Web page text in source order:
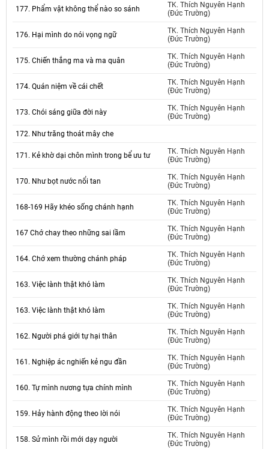
177. Phẩm vật không thể nào so sánh
TK. Thích Nguyên Hạnh
(Đức Trường)
176. Hại mình do nói vọng ngữ
TK. Thích Nguyên Hạnh
(Đức Trường)
175. Chiến thắng ma và ma quân
TK. Thích Nguyên Hạnh
(Đức Trường)
174. Quán niệm về cái chết
TK. Thích Nguyên Hạnh
(Đức Trường)
173. Chói sáng giữa đời này
TK. Thích Nguyên Hạnh
(Đức Trường)
172. Như trăng thoát mây che
171. Kẻ khờ dại chôn mình trong bể ưu tư
TK. Thích Nguyên Hạnh
(Đức Trường)
170. Như bọt nước nổi tan
TK. Thích Nguyên Hạnh
(Đức Trường)
168-169 Hãy khéo sống chánh hạnh
TK. Thích Nguyên Hạnh
(Đức Trường)
167 Chớ chay theo những sai lầm
TK. Thích Nguyên Hạnh
(Đức Trường)
164. Chớ xem thường chánh pháp
TK. Thích Nguyên Hạnh
(Đức Trường)
163. Việc lành thật khó làm
TK. Thích Nguyên Hạnh
(Đức Trường)
163. Việc lành thật khó làm
TK. Thích Nguyên Hạnh
(Đức Trường)
162. Người phá giới tự hại thân
TK. Thích Nguyên Hạnh
(Đức Trường)
161. Nghiệp ác nghiến kẻ ngu đần
TK. Thích Nguyên Hạnh
(Đức Trường)
160. Tự mình nương tựa chính mình
TK. Thích Nguyên Hạnh
(Đức Trường)
159. Hảy hành động theo lời nói
TK. Thích Nguyên Hạnh
(Đức Trường)
158. Sử mình rồi mới dạy người
TK. Thích Nguyên Hạnh
(Đức Trường)